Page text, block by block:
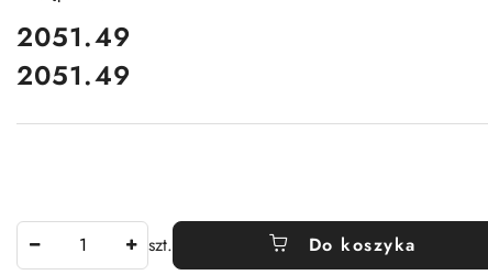
cena:
2051.49
Cena:
2051.49
szt. Do koszyka